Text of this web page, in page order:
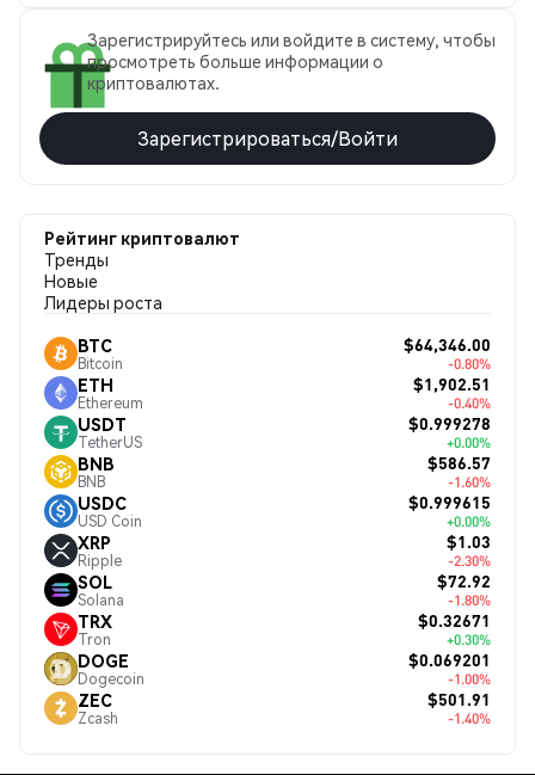
Зарегистрируйтесь или войдите в систему, чтобы
просмотреть больше информации о
криптовалютах.
Зарегистрироваться/Войти
Рейтинг криптовалют
Тренды
Новые
Лидеры роста
BTC
Bitcoin
$64,346.00
-0.80%
ETH
Ethereum
$1,902.51
-0.40%
USDT
TetherUS
$0.999278
+0.00%
BNB
BNB
$586.57
-1.60%
USDC
USD Coin
$0.999615
+0.00%
XRP
Ripple
$1.03
-2.30%
SOL
Solana
$72.92
-1.80%
TRX
Tron
$0.32671
+0.30%
DOGE
Dogecoin
$0.069201
-1.00%
ZEC
Zcash
$501.91
-1.40%